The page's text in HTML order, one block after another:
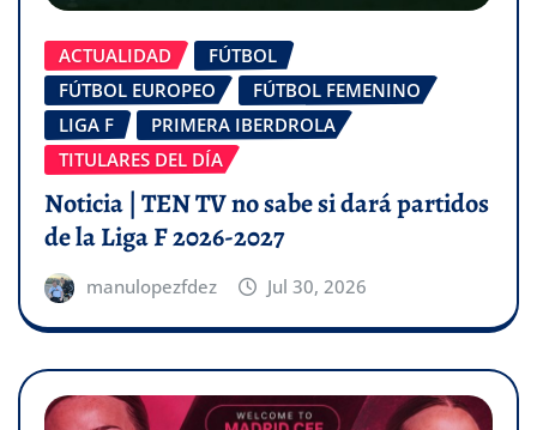
ACTUALIDAD
FÚTBOL
FÚTBOL EUROPEO
FÚTBOL FEMENINO
LIGA F
PRIMERA IBERDROLA
TITULARES DEL DÍA
Noticia | TEN TV no sabe si dará partidos
de la Liga F 2026-2027
manulopezfdez Jul 30, 2026